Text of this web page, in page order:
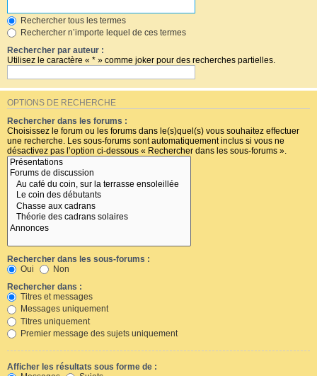
Rechercher tous les termes
Rechercher n’importe lequel de ces termes
Rechercher par auteur :
Utilisez le caractère « * » comme joker pour des recherches partielles.
OPTIONS DE RECHERCHE
Rechercher dans les forums :
Choisissez le forum ou les forums dans le(s)quel(s) vous souhaitez effectuer
une recherche. Les sous-forums sont automatiquement inclus si vous ne
désactivez pas l’option ci-dessous « Rechercher dans les sous-forums ».
Rechercher dans les sous-forums :
Oui
Non
Rechercher dans :
Titres et messages
Messages uniquement
Titres uniquement
Premier message des sujets uniquement
Afficher les résultats sous forme de :